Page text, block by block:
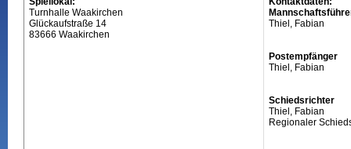
Turnhalle Waakirchen
Glückaufstraße 14
83666 Waakirchen
Thiel, Fabian
Postempfänger
Thiel, Fabian
Schiedsrichter
Thiel, Fabian
Regionaler